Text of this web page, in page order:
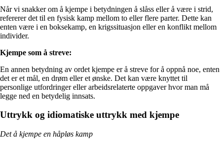
Når vi snakker om å kjempe i betydningen å slåss eller å være i strid,
refererer det til en fysisk kamp mellom to eller flere parter. Dette kan
enten være i en boksekamp, en krigssituasjon eller en konflikt mellom
individer.
Kjempe som å streve:
En annen betydning av ordet kjempe er å streve for å oppnå noe, enten
det er et mål, en drøm eller et ønske. Det kan være knyttet til
personlige utfordringer eller arbeidsrelaterte oppgaver hvor man må
legge ned en betydelig innsats.
Uttrykk og idiomatiske uttrykk med kjempe
Det å kjempe en håpløs kamp